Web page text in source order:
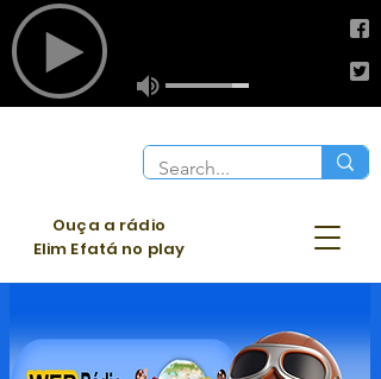
Ouça a rádio
Elim Efatá no play